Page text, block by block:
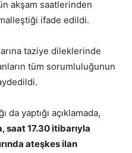
akşam saatlerinden
ifade edildi.
taziye dileklerinde
tüm sorumluluğunun
da yaptığı açıklamada,
saat 17.30 itibarıyla
ateşkes ilan